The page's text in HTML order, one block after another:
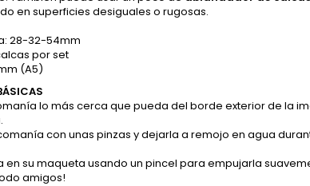
en superficies desiguales o rugosas.
28-32-54mm
por set
(A5)
lo más cerca que pueda del borde exterior de la
con unas pinzas y dejarla a remojo en agua
en su maqueta usando un pincel para empujarla
amigos!